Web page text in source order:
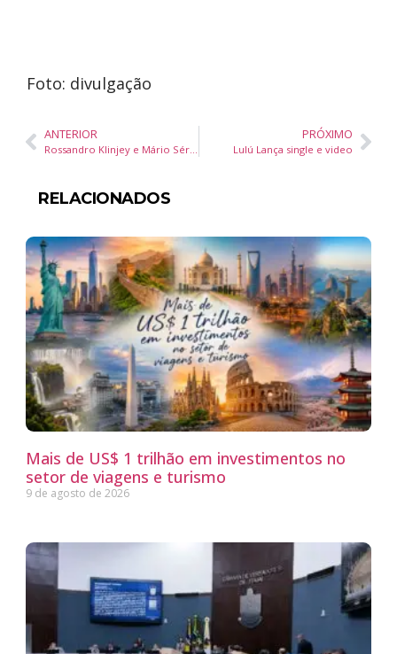
Foto: divulgação
ANTERIOR
Rossandro Klinjey e Mário Sérgio Cortella lançam livro em São Paulo
PRÓXIMO
Lulú Lança single e video
RELACIONADOS
Mais de US$ 1 trilhão em investimentos no
setor de viagens e turismo
9 de agosto de 2026